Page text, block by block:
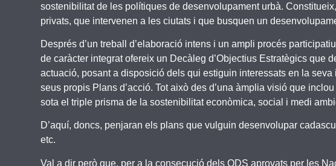
sostenibilitat de les polítiques de desenvolupament urbà.
privats, que intervenen a les ciutats i que busquen un
Després d’un treball d’elaboració intens i un ampli procés
de caràcter integrat ofereix un Decàleg d’Objectius Estratègics
actuació, posant a disposició dels qui estiguin interessats en la
seus propis Plans d’acció. Tot això des d’una àmplia visió que
sota el triple prisma de la sostenibilitat econòmica, social i medi
D’aquí, doncs, penjaran els plans que vulguin desenvolupar
etc.
Val a dir però que, per a la consecució dels ODS aprovats per les